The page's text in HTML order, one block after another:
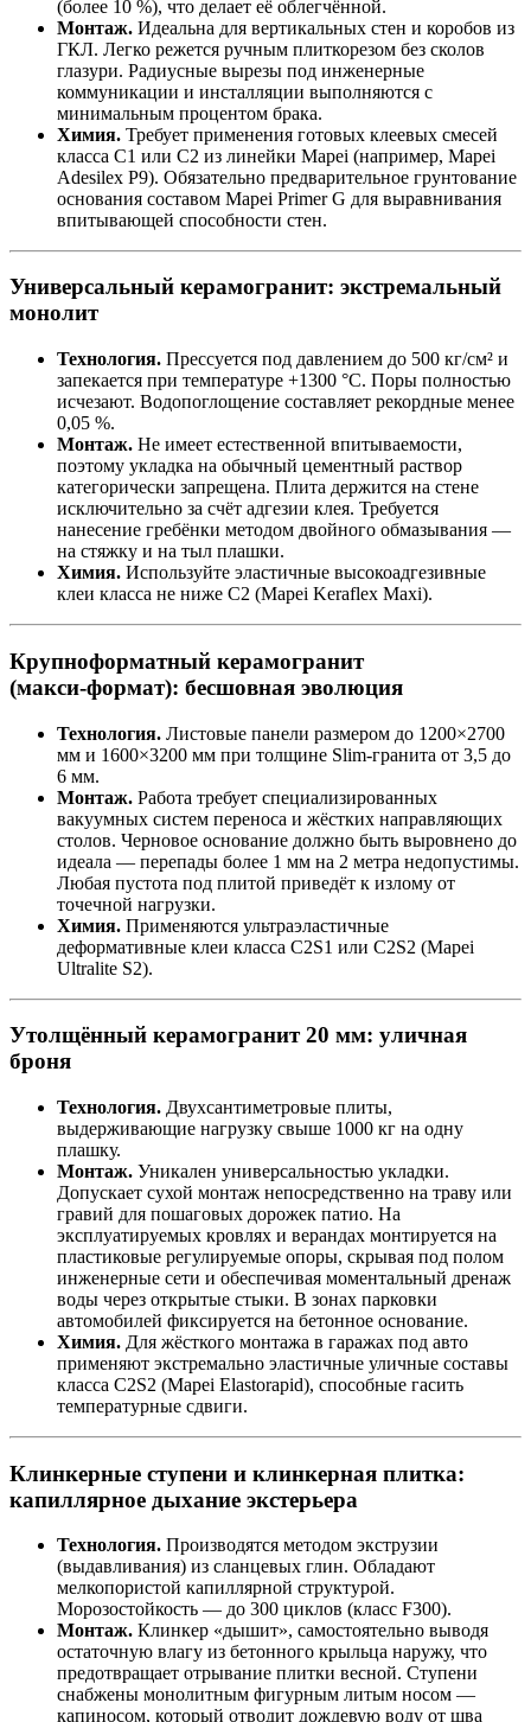
(более 10 %), что делает её облегчённой.
Монтаж. Идеальна для вертикальных стен и коробов из
ГКЛ. Легко режется ручным плиткорезом без сколов
глазури. Радиусные вырезы под инженерные
коммуникации и инсталляции выполняются с
минимальным процентом брака.
Химия. Требует применения готовых клеевых смесей
класса C1 или C2 из линейки Mapei (например, Mapei
Adesilex P9). Обязательно предварительное грунтование
основания составом Mapei Primer G для выравнивания
впитывающей способности стен.
Универсальный керамогранит: экстремальный
монолит
Технология. Прессуется под давлением до 500 кг/см² и
запекается при температуре +1300 °C. Поры полностью
исчезают. Водопоглощение составляет рекордные менее
0,05 %.
Монтаж. Не имеет естественной впитываемости,
поэтому укладка на обычный цементный раствор
категорически запрещена. Плита держится на стене
исключительно за счёт адгезии клея. Требуется
нанесение гребёнки методом двойного обмазывания —
на стяжку и на тыл плашки.
Химия. Используйте эластичные высокоадгезивные
клеи класса не ниже C2 (Mapei Keraflex Maxi).
Крупноформатный керамогранит
(макси‑формат): бесшовная эволюция
Технология. Листовые панели размером до 1200×2700
мм и 1600×3200 мм при толщине Slim‑гранита от 3,5 до
6 мм.
Монтаж. Работа требует специализированных
вакуумных систем переноса и жёстких направляющих
столов. Черновое основание должно быть выровнено до
идеала — перепады более 1 мм на 2 метра недопустимы.
Любая пустота под плитой приведёт к излому от
точечной нагрузки.
Химия. Применяются ультраэластичные
деформативные клеи класса C2S1 или C2S2 (Mapei
Ultralite S2).
Утолщённый керамогранит 20 мм: уличная
броня
Технология. Двухсантиметровые плиты,
выдерживающие нагрузку свыше 1000 кг на одну
плашку.
Монтаж. Уникален универсальностью укладки.
Допускает сухой монтаж непосредственно на траву или
гравий для пошаговых дорожек патио. На
эксплуатируемых кровлях и верандах монтируется на
пластиковые регулируемые опоры, скрывая под полом
инженерные сети и обеспечивая моментальный дренаж
воды через открытые стыки. В зонах парковки
автомобилей фиксируется на бетонное основание.
Химия. Для жёсткого монтажа в гаражах под авто
применяют экстремально эластичные уличные составы
класса C2S2 (Mapei Elastorapid), способные гасить
температурные сдвиги.
Клинкерные ступени и клинкерная плитка:
капиллярное дыхание экстерьера
Технология. Производятся методом экструзии
(выдавливания) из сланцевых глин. Обладают
мелкопористой капиллярной структурой.
Морозостойкость — до 300 циклов (класс F300).
Монтаж. Клинкер «дышит», самостоятельно выводя
остаточную влагу из бетонного крыльца наружу, что
предотвращает отрывание плитки весной. Ступени
снабжены монолитным фигурным литым носом —
капиносом, который отводит дождевую воду от шва